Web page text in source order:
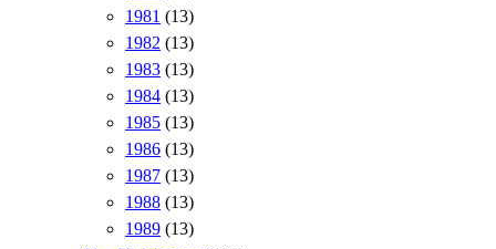
1981 (13)
1982 (13)
1983 (13)
1984 (13)
1985 (13)
1986 (13)
1987 (13)
1988 (13)
1989 (13)